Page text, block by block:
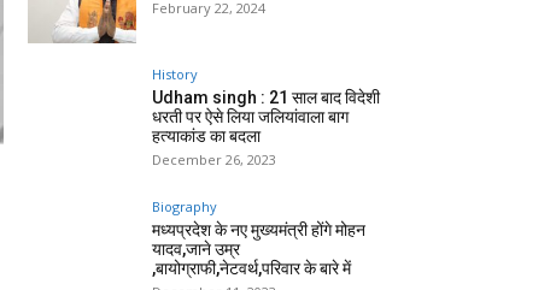
February 22, 2024
History
Udham singh : 21 साल बाद विदेशी
धरती पर ऐसे लिया जलियांवाला बाग
हत्याकांड का बदला
December 26, 2023
Biography
मध्यप्रदेश के नए मुख्यमंत्री होंगे मोहन
यादव,जाने उम्र
,बायोग्राफी,नेटवर्थ,परिवार के बारे में